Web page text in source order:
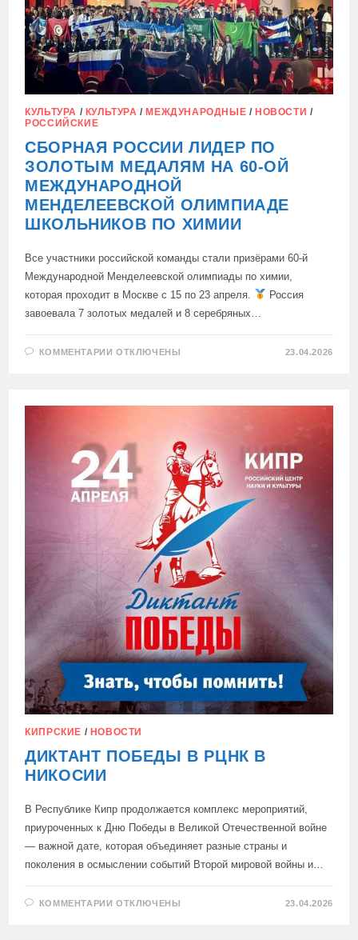
КУЛЬТУРА / КУЛЬТУРА / МЕЖДУНАРОДНЫЕ / НОВОСТИ /
РОССИЙСКИЕ
СБОРНАЯ РОССИИ ЛИДЕР ПО
ЗОЛОТЫМ МЕДАЛЯМ НА 60-ОЙ
МЕЖДУНАРОДНОЙ
МЕНДЕЛЕЕВСКОЙ ОЛИМПИАДЕ
ШКОЛЬНИКОВ ПО ХИМИИ
Все участники российской команды стали призёрами 60-й
Международной Менделеевской олимпиады по химии,
которая проходит в Москве с 15 по 23 апреля.
Россия
завоевала 7 золотых медалей и 8 серебряных…
КОММЕНТАРИИ К
ПО
60-
ОЙ
МЕЖДУНАРОДНОЙ
МЕНДЕЛЕЕВСКОЙ
ОЛИМПИАДЕ
ШКОЛЬНИКОВ
ПО
ХИМИИ
ОТКЛЮЧЕНЫ 23.04.2026
КИПРСКИЕ / НОВОСТИ
ДИКТАНТ ПОБЕДЫ В РЦНК В
НИКОСИИ
В Республике Кипр продолжается комплекс мероприятий,
приуроченных к Дню Победы в Великой Отечественной войне
— важной дате, которая объединяет разные страны и
поколения в осмыслении событий Второй мировой войны и…
КОММЕНТАРИИ К
ОТКЛЮЧЕНЫ 23.04.2026